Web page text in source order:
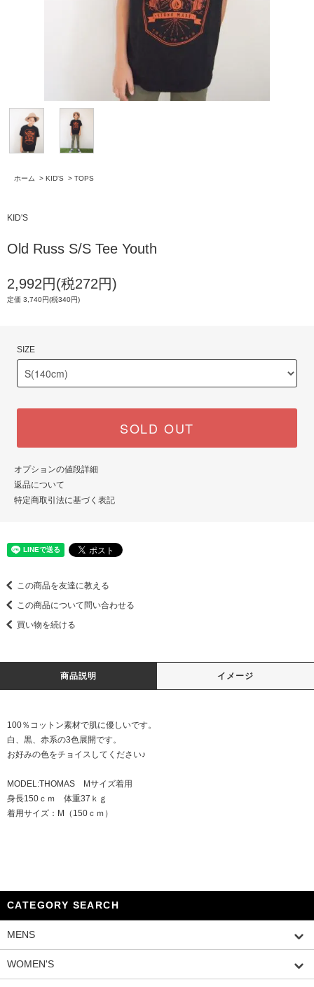
ホーム > KID'S > TOPS
KID'S
Old Russ S/S Tee Youth
2,992円(税272円)
定価 3,740円(税340円)
SIZE
SOLD OUT
オプションの値段詳細
返品について
特定商取引法に基づく表記
この商品を友達に教える
この商品について問い合わせる
買い物を続ける
商品説明 イメージ
100％コットン素材で肌に優しいです。
白、黒、赤系の3色展開です。
お好みの色をチョイスしてください♪
MODEL:THOMAS Mサイズ着用
身長150ｃｍ 体重37ｋｇ
着用サイズ：M（150ｃｍ）
CATEGORY SEARCH
MENS
WOMEN'S